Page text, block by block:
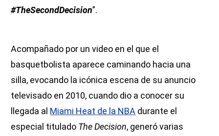
#TheSecondDecision”.
Acompañado por un video en el que el
basquetbolista aparece caminando hacia una
silla, evocando la icónica escena de su anuncio
televisado en 2010, cuando dio a conocer su
llegada al Miami Heat de la NBA durante el
especial titulado The Decision, generó varias